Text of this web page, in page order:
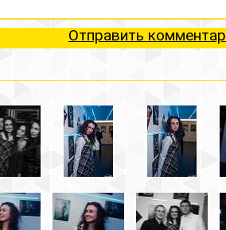
Отправить